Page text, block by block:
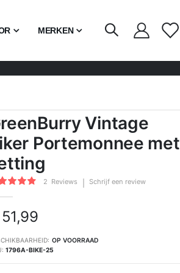
MERKEN
Vintage
Portemonnee met
100
2 Reviews Schrijf een review
OP VOORRAAD
1796A-BIKE-25